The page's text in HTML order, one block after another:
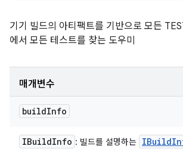
기기 빌드의 아티팩트를 기반으로 모든
에서 모든 테스트를 찾는 도우미
매개변수
buildInfo
IBuildInfo : 빌드를 설명하는 IBuild